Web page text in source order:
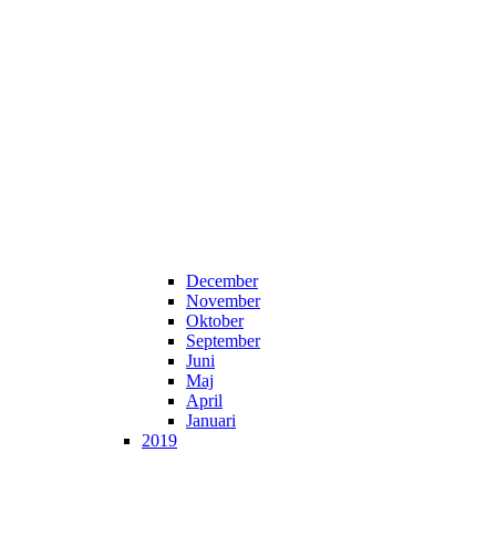
December
November
Oktober
September
Juni
Maj
April
Januari
2019